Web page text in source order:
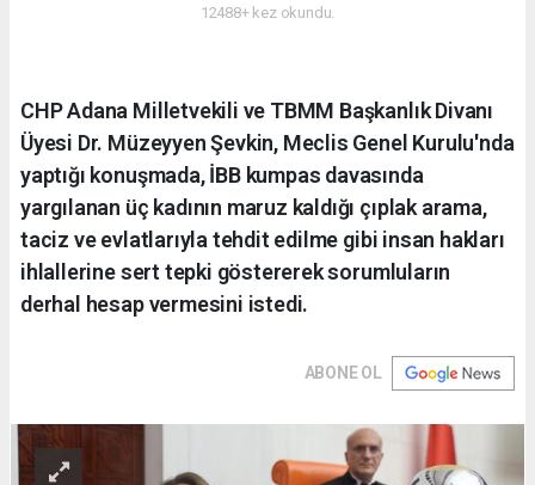
12488+ kez okundu.
CHP Adana Milletvekili ve TBMM Başkanlık Divanı
Üyesi Dr. Müzeyyen Şevkin, Meclis Genel Kurulu'nda
yaptığı konuşmada, İBB kumpas davasında
yargılanan üç kadının maruz kaldığı çıplak arama,
taciz ve evlatlarıyla tehdit edilme gibi insan hakları
ihlallerine sert tepki göstererek sorumluların
derhal hesap vermesini istedi.
ABONE OL